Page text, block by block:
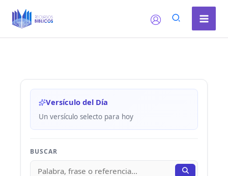
Versículo del Día
Un versículo selecto para hoy
BUSCAR